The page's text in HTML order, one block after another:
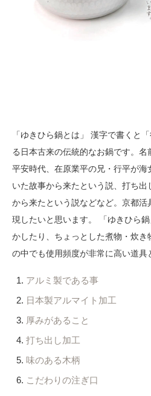
「ゆきひら鍋とは」 漢字で書くと
る日本古来の伝統的なお鍋です。名
平安時代、在原業平の兄・行平が
いた故事から来たという説、打ち
から来たという説などなど。京都
現したいと思います。 「ゆきひら
かしたり、ちょっとした煮物・炊
の中でも使用頻度が非常に高い道具
アルミ製である事
日本製アルマイト加工
厚みがあること
打ち出し加工
味のある木柄
こだわりの注ぎ口